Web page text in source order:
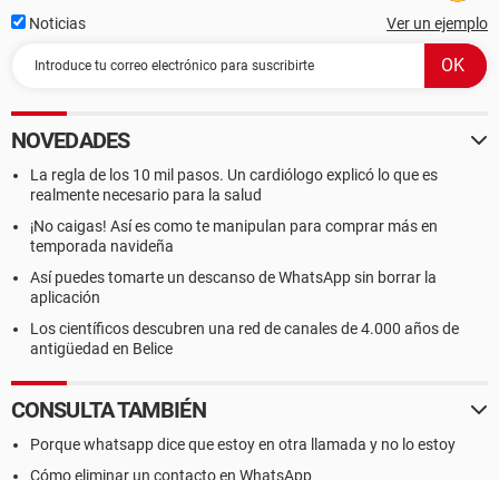
Noticias Ver un ejemplo
NOVEDADES
La regla de los 10 mil pasos. Un cardiólogo explicó lo que es
realmente necesario para la salud
¡No caigas! Así es como te manipulan para comprar más en
temporada navideña
Así puedes tomarte un descanso de WhatsApp sin borrar la
aplicación
Los científicos descubren una red de canales de 4.000 años de
antigüedad en Belice
CONSULTA TAMBIÉN
Porque whatsapp dice que estoy en otra llamada y no lo estoy
Cómo eliminar un contacto en WhatsApp